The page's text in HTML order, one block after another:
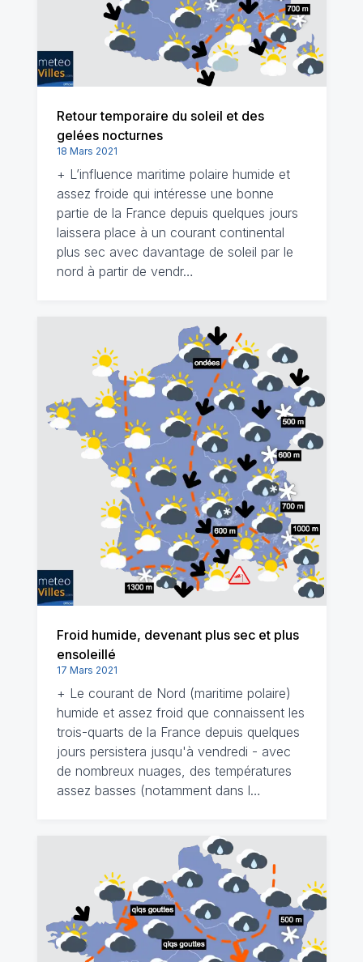
Retour temporaire du soleil et des
gelées nocturnes
18 Mars 2021
+ L’influence maritime polaire humide et
assez froide qui intéresse une bonne
partie de la France depuis quelques jours
laissera place à un courant continental
plus sec avec davantage de soleil par le
nord à partir de vendr…
Froid humide, devenant plus sec et plus
ensoleillé
17 Mars 2021
+ Le courant de Nord (maritime polaire)
humide et assez froid que connaissent les
trois-quarts de la France depuis quelques
jours persistera jusqu'à vendredi - avec
de nombreux nuages, des températures
assez basses (notamment dans l…